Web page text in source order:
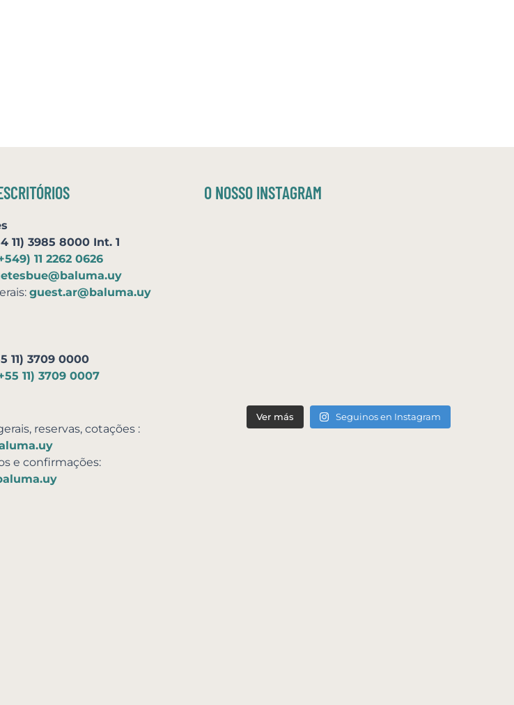
11) 3985 8000 Int. 1
11 2262 0626
guest.ar@baluma.uy
11) 3709 0000
11) 3709 0007
reservas, cotações :
e confirmações:
O NOSSO INSTAGRAM
Ver más Seguinos en Instagram